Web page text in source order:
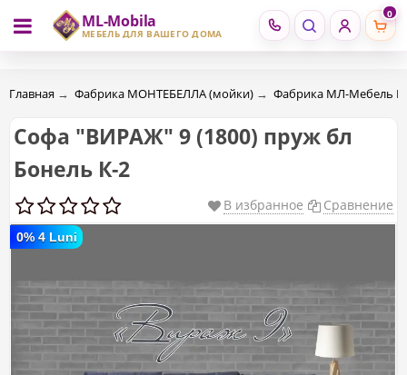
ML-Mobila
МЕБЕЛЬ ДЛЯ ВАШЕГО ДОМА
0
RU RO
Главная → Фабрика МОНТЕБЕЛЛА (мойки) → Фабрика МЛ-Мебель
Софа "ВИРАЖ" 9 (1800) пруж бл
Бонель К-2
В избранное Сравнение
0% 4 Luni